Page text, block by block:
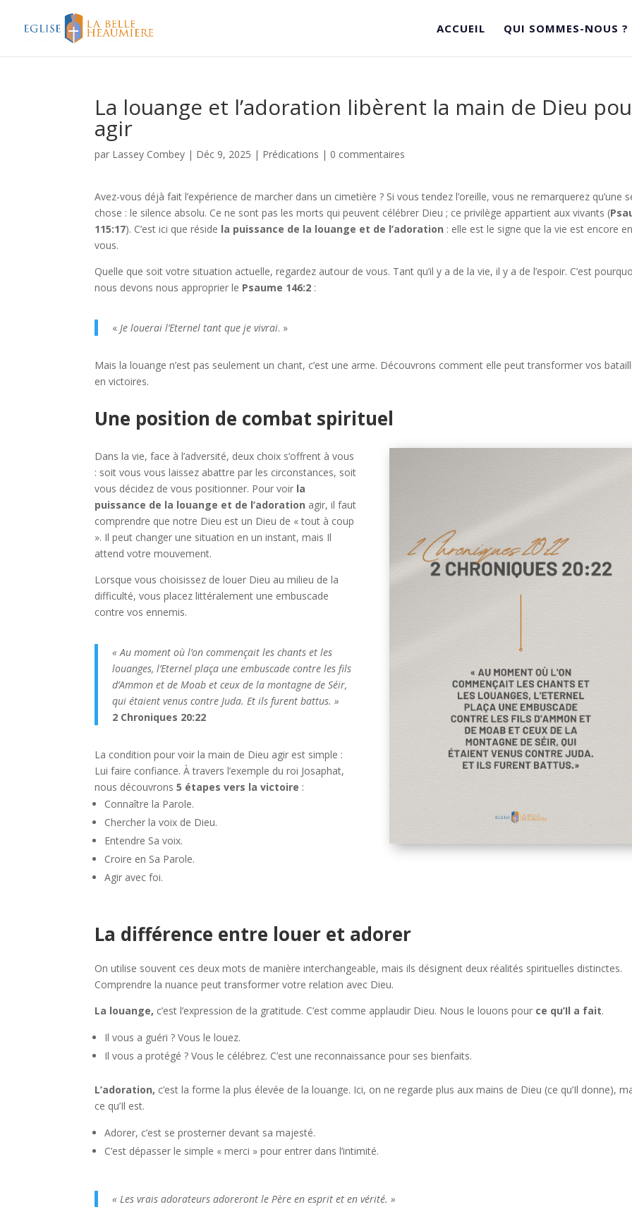
ACCUEIL QUI SOMMES-NOUS ?
La louange et l’adoration libèrent la main de Dieu
agir
par Lassey Combey | Déc 9, 2025 | Prédications | 0 commentaires
Avez-vous déjà fait l’expérience de marcher dans un cimetière ? Si vous tendez l’oreille, vous ne remarquerez qu’une
chose : le silence absolu. Ce ne sont pas les morts qui peuvent célébrer Dieu ; ce privilège appartient aux vivants (
115:17). C’est ici que réside la puissance de la louange et de l’adoration : elle est le signe que la vie est encore en
vous.
Quelle que soit votre situation actuelle, regardez autour de vous. Tant qu’il y a de la vie, il y a de l’espoir. C’est
nous devons nous approprier le Psaume 146:2 :
«Je louerai l’Eternel tant que je vivrai. »
Mais la louange n’est pas seulement un chant, c’est une arme. Découvrons comment elle peut transformer vos
en victoires.
Une position de combat spirituel
Dans la vie, face à l’adversité, deux choix s’offrent à vous
: soit vous vous laissez abattre par les circonstances, soit
vous décidez de vous positionner. Pour voir la
puissance de la louange et de l’adoration agir, il faut
comprendre que notre Dieu est un Dieu de « tout à coup
». Il peut changer une situation en un instant, mais Il
attend votre mouvement.
Lorsque vous choisissez de louer Dieu au milieu de la
difficulté, vous placez littéralement une embuscade
contre vos ennemis.
«Au moment où l’on commençait les chants et les
louanges, l’Eternel plaça une embuscade contre les fils
d’Ammon et de Moab et ceux de la montagne de Séir,
qui étaient venus contre Juda. Et ils furent battus. »
2 Chroniques 20:22
La condition pour voir la main de Dieu agir est simple :
Lui faire confiance. À travers l’exemple du roi Josaphat,
nous découvrons5 étapes vers la victoire :
Connaître la Parole.
Chercher la voix de Dieu.
Entendre Sa voix.
Croire en Sa Parole.
Agir avec foi.
La différence entre louer et adorer
On utilise souvent ces deux mots de manière interchangeable, mais ils désignent deux réalités spirituelles distinctes.
Comprendre la nuance peut transformer votre relation avec Dieu.
La louange, c’est l’expression de la gratitude. C’est comme applaudir Dieu. Nous le louons pour ce qu’Il a fait.
Il vous a guéri ? Vous le louez.
Il vous a protégé ? Vous le célébrez. C’est une reconnaissance pour ses bienfaits.
L’adoration, c’est la forme la plus élevée de la louange. Ici, on ne regarde plus aux mains de Dieu (ce qu’Il donne),
ce qu’Il est.
Adorer, c’est se prosterner devant sa majesté.
C’est dépasser le simple « merci » pour entrer dans l’intimité.
« Les vrais adorateurs adoreront le Père en esprit et en vérité. »